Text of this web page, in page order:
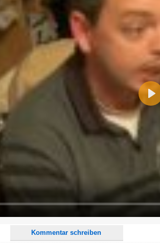
Kommentar schreiben
Mail, wenn auf dieser Seite weitere Kommentare erscheinen.